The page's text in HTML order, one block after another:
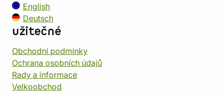
English
Deutsch
užitečné
Obchodní podmínky
Ochrana osobních údajů
Rady a informace
Velkoobchod